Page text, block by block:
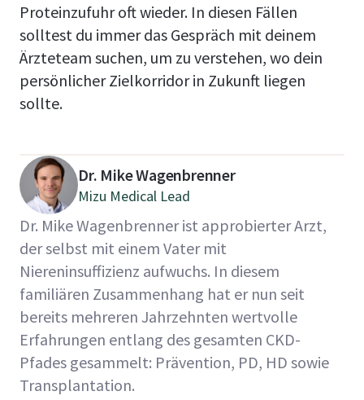
Proteinzufuhr oft wieder. In diesen Fällen
solltest du immer das Gespräch mit deinem
Ärzteteam suchen, um zu verstehen, wo dein
persönlicher Zielkorridor in Zukunft liegen
sollte.
Dr. Mike Wagenbrenner
Mizu Medical Lead
Dr. Mike Wagenbrenner ist approbierter Arzt,
der selbst mit einem Vater mit
Niereninsuffizienz aufwuchs. In diesem
familiären Zusammenhang hat er nun seit
bereits mehreren Jahrzehnten wertvolle
Erfahrungen entlang des gesamten CKD-
Pfades gesammelt: Prävention, PD, HD sowie
Transplantation.